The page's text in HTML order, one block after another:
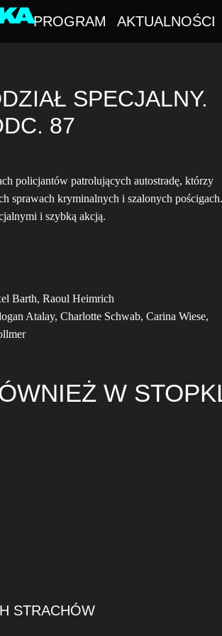
PROGRAM AKTUALNOŚCI
SPECJALNY.
87
policjantów patrolujących autostradę, którzy
sprawach kryminalnych i szalonych pościgach.
i szybką akcją.
Barth, Raoul Heimrich
Atalay, Charlotte Schwab, Carina Wiese,
W
STRACHÓW